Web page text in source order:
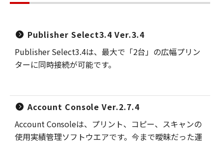
Publisher Select3.4 Ver.3.4
Publisher Select3.4は、最大で「2台」の広幅プリン
ターに同時接続が可能です。
Account Console Ver.2.7.4
Account Consoleは、プリント、コピー、スキャンの
使用実績管理ソフトウエアです。今まで曖昧だった運